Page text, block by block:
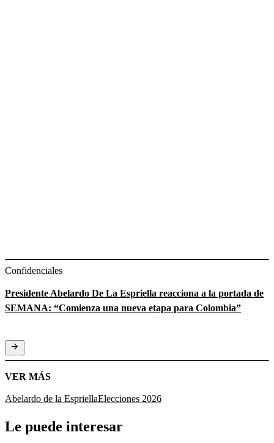
Confidenciales
Presidente Abelardo De La Espriella reacciona a la portada de
SEMANA: “Comienza una nueva etapa para Colombia”
VER MÁS
Abelardo de la EspriellaElecciones 2026
Le puede interesar